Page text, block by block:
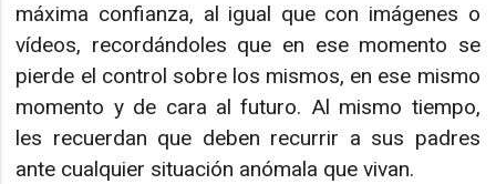
máxima confianza, al igual que con imágenes o
vídeos, recordándoles que en ese momento se
pierde el control sobre los mismos, en ese mismo
momento y de cara al futuro. Al mismo tiempo,
les recuerdan que deben recurrir a sus padres
ante cualquier situación anómala que vivan.